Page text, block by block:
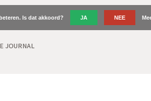
JOURNAL
Is dat akkoord? JA NEE